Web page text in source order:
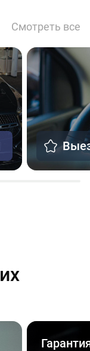
Смотреть все